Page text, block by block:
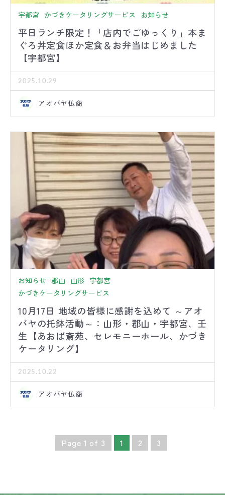
宇都宮 かづきケータリングサービス お知らせ
平日ランチ限定！「店内でごゆっくり」本ま
ぐろ丼定食ほか定食＆お弁当はじめました
【宇都宮】
2025.10.29
アオバヤ仏商
お知らせ 郡山 山形 宇都宮
かづきケータリングサービス
10月17日 地域の皆様に感謝を込めて ～アオ
バヤの托鉢活動～：山形・郡山・宇都宮、壬
生【あおば斎苑、セレモニーホール、かづき
ケータリング】
2025.10.22
アオバヤ仏商
Page 1 of 3 1 2 3